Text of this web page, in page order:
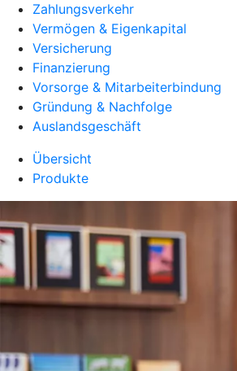
Zahlungsverkehr
Vermögen & Eigenkapital
Versicherung
Finanzierung
Vorsorge & Mitarbeiterbindung
Gründung & Nachfolge
Auslandsgeschäft
Übersicht
Produkte